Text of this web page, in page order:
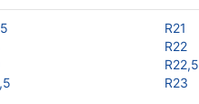
R21
R22
R22,5
R23